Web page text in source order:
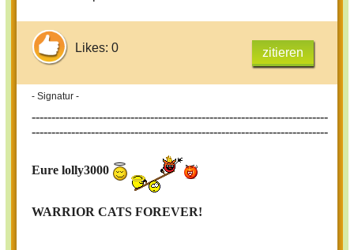
Likes: 0 zitieren
- Signatur -
---------------------------------------------------------------------------
---------------------------------------------------------------------------
Eure lolly3000
WARRIOR CATS FOREVER!